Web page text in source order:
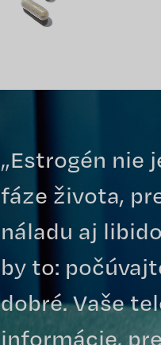
„Estrogén nie
fáze života,
náladu aj
by to:
dobré. Vaše
informácie,